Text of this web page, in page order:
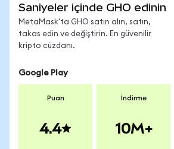
Saniyeler içinde GHO edinin
MetaMask'ta GHO satın alın, satın,
takas edin ve değiştirin. En güvenilir
kripto cüzdanı.
Google Play
Puan
4.4
İndirme
10M+